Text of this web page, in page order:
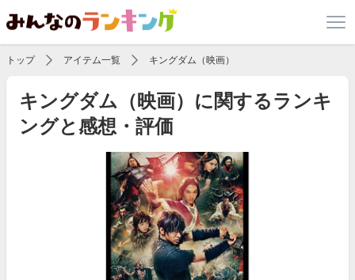
トップ アイテム一覧 キングダム（映画）
キングダム（映画）に関するランキ
ングと感想・評価